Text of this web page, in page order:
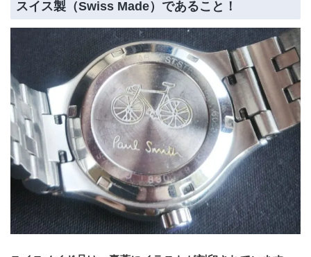
スイス製（Swiss Made）であること！